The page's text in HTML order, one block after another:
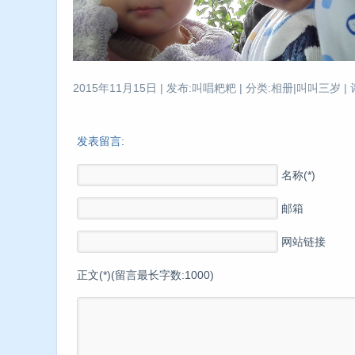
2015年11月15日 | 发布:叫唱粑粑 | 分类:相册|叫叫三岁 |
发表留言:
名称(*)
邮箱
网站链接
正文(*)(留言最长字数:1000)